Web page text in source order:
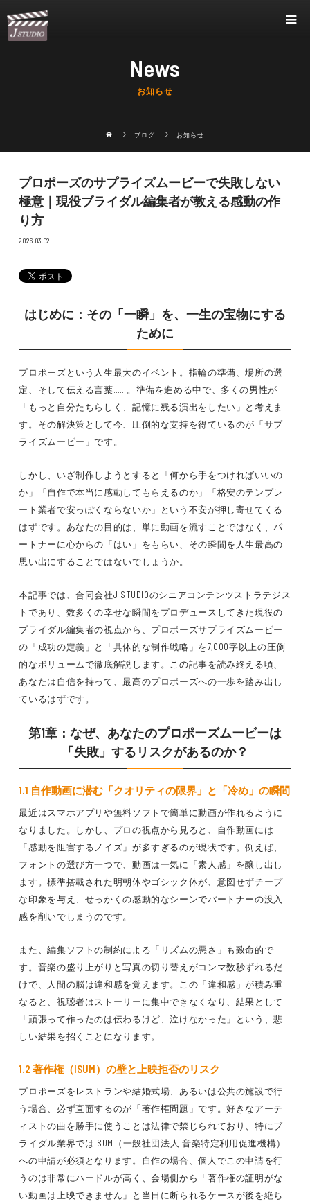
News
お知らせ
ブログ お知らせ
プロポーズのサプライズムービーで失敗しない
極意｜現役ブライダル編集者が教える感動の作
り方
2026.03.02
はじめに：その「一瞬」を、一生の宝物にする
ために
プロポーズという人生最大のイベント。指輪の準備、場所の選
定、そして伝える言葉……。準備を進める中で、多くの男性が
「もっと自分たちらしく、記憶に残る演出をしたい」と考えま
す。その解決策として今、圧倒的な支持を得ているのが「サプ
ライズムービー」です。
しかし、いざ制作しようとすると「何から手をつければいいの
か」「自作で本当に感動してもらえるのか」「格安のテンプレ
ート業者で安っぽくならないか」という不安が押し寄せてくる
はずです。あなたの目的は、単に動画を流すことではなく、パ
ートナーに心からの「はい」をもらい、その瞬間を人生最高の
思い出にすることではないでしょうか。
本記事では、合同会社J STUDIOのシニアコンテンツストラテジス
トであり、数多くの幸せな瞬間をプロデュースしてきた現役の
ブライダル編集者の視点から、プロポーズサプライズムービー
の「成功の定義」と「具体的な制作戦略」を7,000字以上の圧倒
的なボリュームで徹底解説します。この記事を読み終える頃、
あなたは自信を持って、最高のプロポーズへの一歩を踏み出し
ているはずです。
第1章：なぜ、あなたのプロポーズムービーは
「失敗」するリスクがあるのか？
1.1 自作動画に潜む「クオリティの限界」と「冷め」の瞬間
最近はスマホアプリや無料ソフトで簡単に動画が作れるように
なりました。しかし、プロの視点から見ると、自作動画には
「感動を阻害するノイズ」が多すぎるのが現状です。例えば、
フォントの選び方一つで、動画は一気に「素人感」を醸し出し
ます。標準搭載された明朝体やゴシック体が、意図せずチープ
な印象を与え、せっかくの感動的なシーンでパートナーの没入
感を削いでしまうのです。
また、編集ソフトの制約による「リズムの悪さ」も致命的で
す。音楽の盛り上がりと写真の切り替えがコンマ数秒ずれるだ
けで、人間の脳は違和感を覚えます。この「違和感」が積み重
なると、視聴者はストーリーに集中できなくなり、結果として
「頑張って作ったのは伝わるけど、泣けなかった」という、悲
しい結果を招くことになります。
1.2 著作権（ISUM）の壁と上映拒否のリスク
プロポーズをレストランや結婚式場、あるいは公共の施設で行
う場合、必ず直面するのが「著作権問題」です。好きなアーテ
ィストの曲を勝手に使うことは法律で禁じられており、特にブ
ライダル業界ではISUM（一般社団法人 音楽特定利用促進機構）
への申請が必須となります。自作の場合、個人でこの申請を行
うのは非常にハードルが高く、会場側から「著作権の証明がな
い動画は上映できません」と当日に断られるケースが後を絶ち